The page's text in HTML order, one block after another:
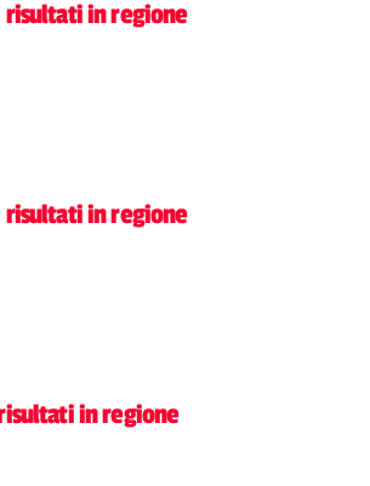
risultati in regione
risultati in regione
in regione